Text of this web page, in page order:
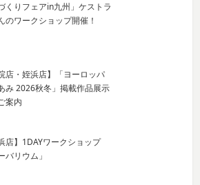
くりフェアin九州」ケストラ
のワークショップ開催！
店・姪浜店】「ヨーロッパ
み 2026秋冬」掲載作品展示
案内
店】1DAYワークショップ
バリウム」